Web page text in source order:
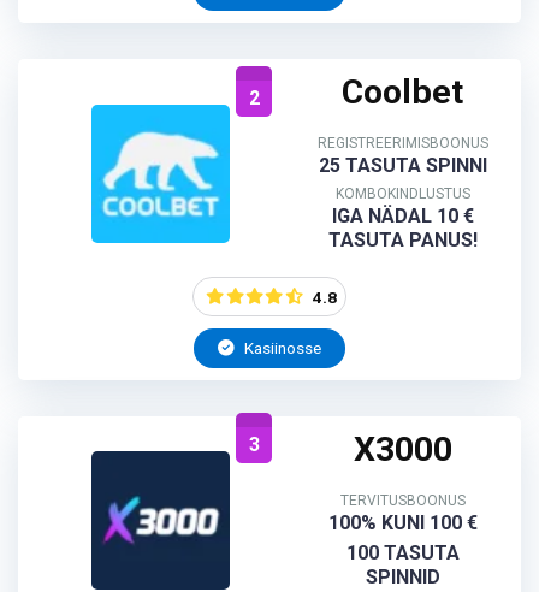
2 Coolbet
REGISTREERIMISBOONUS
25 TASUTA SPINNI
KOMBOKINDLUSTUS
IGA NÄDAL 10 €
TASUTA PANUS!
4.8
Kasiinosse
3 X3000
TERVITUSBOONUS
100% KUNI 100 €
100 TASUTA
SPINNID